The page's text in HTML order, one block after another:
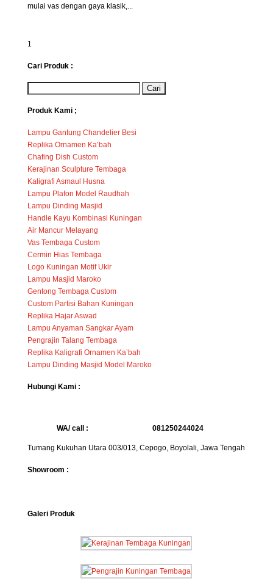
mulai vas dengan gaya klasik,...
1
Cari Produk :
Produk Kami ;
Lampu Gantung Chandelier Besi
Replika Ornamen Ka’bah
Chafing Dish Custom
Kerajinan Sculpture Tembaga
Kaligrafi Asmaul Husna
Lampu Plafon Model Raudhah
Lampu Dinding Masjid
Handle Kayu Kombinasi Kuningan
Air Mancur Melayang
Vas Tembaga Custom
Cermin Hias Tembaga
Logo Kuningan Motif Ukir
Lampu Masjid Maroko
Gentong Tembaga Custom
Custom Partisi Bahan Kuningan
Replika Hajar Aswad
Lampu Anyaman Sangkar Ayam
Pengrajin Talang Tembaga
Replika Kaligrafi Ornamen Ka’bah
Lampu Dinding Masjid Model Maroko
Hubungi Kami :
WA/ call : 081250244024
Tumang Kukuhan Utara 003/013, Cepogo, Boyolali, Jawa Tengah
Showroom :
Galeri Produk